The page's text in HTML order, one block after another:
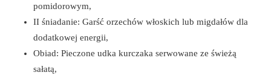
pomidorowym,
II śniadanie: Garść orzechów włoskich lub migdałów dla
dodatkowej energii,
Obiad: Pieczone udka kurczaka serwowane ze świeżą
sałatą,